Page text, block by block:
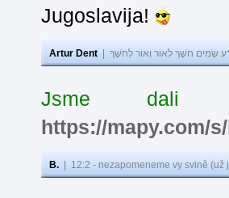
Jugoslavija!
Artur Dent שָׂמִים חֹשֶׁךְ לְאוֹר וְאוֹר לְחֹשֶׁךְ
Jsme dali
https://mapy.com/
B. 12:2 - nezapomeneme vy svině